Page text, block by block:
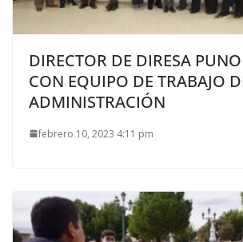
DIRECTOR DE DIRESA
CON EQUIPO DE TRABAJO
ADMINISTRACIÓN
febrero 10, 2023 4:11 pm